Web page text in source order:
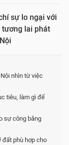
sự lo ngại với
tương lai phát
nhìn từ việc
tiêu, làm gì để
sự công bằng
đất phù hợp cho